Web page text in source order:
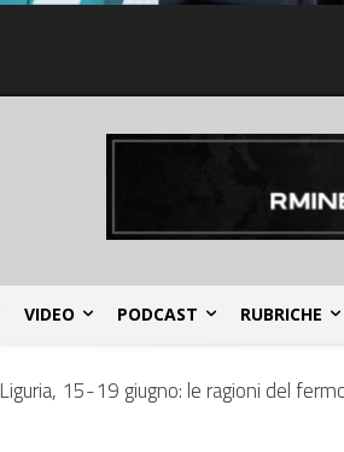
VIDEO PODCAST RUBRICHE
Liguria, 15-19 giugno: le ragioni del